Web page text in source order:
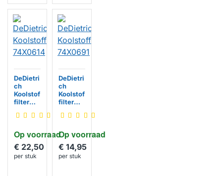
Op voorraad
DeDietri
ch
Koolstof
filter
4
€ 22,50
per stuk
Op voorraad
DeDietri
ch
Koolstof
filter
1
€ 14,95
per stuk